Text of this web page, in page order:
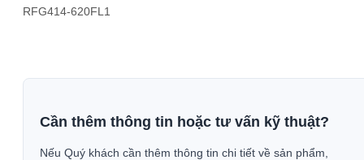
RFG414-620FL1
Cần thêm thông tin hoặc tư vấn kỹ thuật?
Nếu Quý khách cần thêm thông tin chi tiết về sản phẩm,